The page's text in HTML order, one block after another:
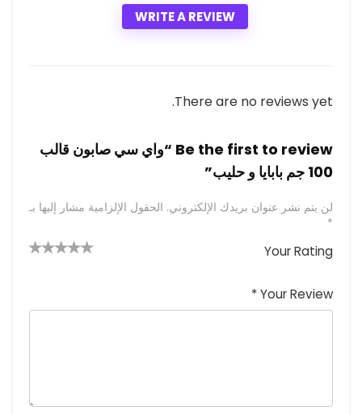
WRITE A REVIEW
There are no reviews yet.
Be the first to review “واي سي صابون قالب
100 جم بابايا و حليب”
لن يتم نشر عنوان بريدك الإلكتروني. الحقول الإلزامية مشار إليها بـ
*
Your Rating
ن
أصلنجومنجوم
Your Review
*